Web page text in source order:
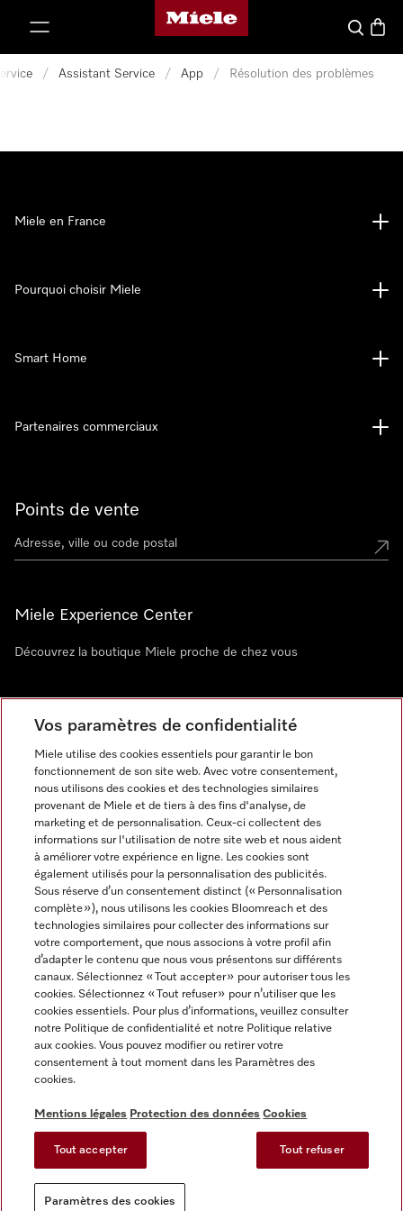
Page d'accueil Miele
Search
/ Assistant Service / App / Résolution des problèmes
Points de vente
Miele Experience Center
Découvrez la boutique Miele proche de chez vous
Newsletter
Miele en France
Pourquoi choisir Miele
Smart Home
Partenaires commerciaux
Mentions légales
CGV
Protection des données
Conditions d'utilisation
Reglement sur les services numeriques
Paramètres des cookies
Miele sur Instagram
Miele sur Facebook
Miele sur Youtube
Vos paramètres de confidentialité
Miele utilise des cookies essentiels pour garantir le bon
fonctionnement de son site web. Avec votre consentement,
nous utilisons des cookies et des technologies similaires
provenant de Miele et de tiers à des fins d'analyse, de
marketing et de personnalisation. Ceux-ci collectent des
informations sur l'utilisation de notre site web et nous aident
à améliorer votre expérience en ligne. Les cookies sont
également utilisés pour la personnalisation des publicités.
Sous réserve d’un consentement distinct (« Personnalisation
complète »), nous utilisons les cookies Bloomreach et des
technologies similaires pour collecter des informations sur
votre comportement, que nous associons à votre profil afin
d’adapter le contenu que nous vous présentons sur différents
canaux. Sélectionnez « Tout accepter » pour autoriser tous les
cookies. Sélectionnez « Tout refuser » pour n’utiliser que les
cookies essentiels. Pour plus d’informations, veuillez consulter
notre Politique de confidentialité et notre Politique relative
aux cookies. Vous pouvez modifier ou retirer votre
consentement à tout moment dans les Paramètres des
cookies.
Mentions légales Protection des données Cookies
Tout accepter Tout refuser
Paramètres des cookies